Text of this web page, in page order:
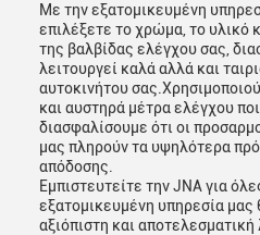
Με την εξατομικευμένη
επιλέξετε το χρώμα, το υλικό
της βαλβίδας ελέγχου σας,
λειτουργεί καλά αλλά και
αυτοκινήτου
και αυστηρά μέτρα ελέγχου
διασφαλίσουμε ότι οι
μας πληρούν τα υψηλότερα
απόδοσης.
Εμπιστευτείτε την JNA για
εξατομικευμένη υπηρεσία μας
αξιόπιστη και